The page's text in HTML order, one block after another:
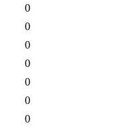
0
0
0
0
0
0
0